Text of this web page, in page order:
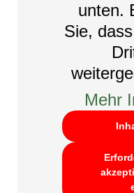
unten.
Sie,
Mehr